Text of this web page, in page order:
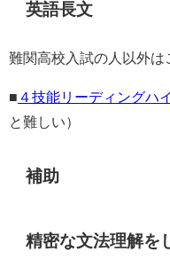
英語長文
難関高校入試の人以外は
■ ４技能リーディング
と難しい）
補助
精密な文法理解を